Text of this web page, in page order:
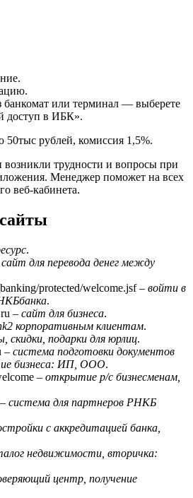
банкомат или терминал — выберете
доступ в ИБК».
рублей, комиссия 1,5%.
трудности и вопросы при
Менеджер поможет на всех
веб-кабинета.
.
сайт для перевода денег между
protected/welcome.jsf – войти в
банка.
– сайт для бизнеса.
корпоративным клиентам.
скидки, подарки для юрлиц.
– система подготовки документов
бизнеса: ИП, ООО.
– открытие р/с бизнесменам,
система для партнеров РНКБ
с аккредитацией банка,
недвижимости, вторичка:
центр, получение